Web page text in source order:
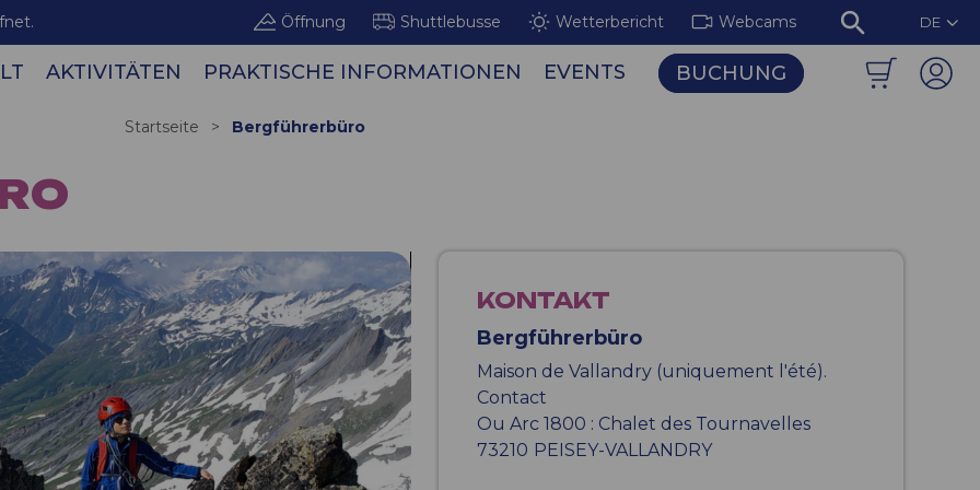
Öffnung Shuttlebusse Wetterbericht Webcams DE
AKTIVITÄTEN PRAKTISCHE INFORMATIONEN EVENTS BUCHUNG
Startseite > Bergführerbüro
KONTAKT
Bergführerbüro
Maison de Vallandry (uniquement l'été).
Contact
Ou Arc 1800 : Chalet des Tournavelles
73210 PEISEY-VALLANDRY